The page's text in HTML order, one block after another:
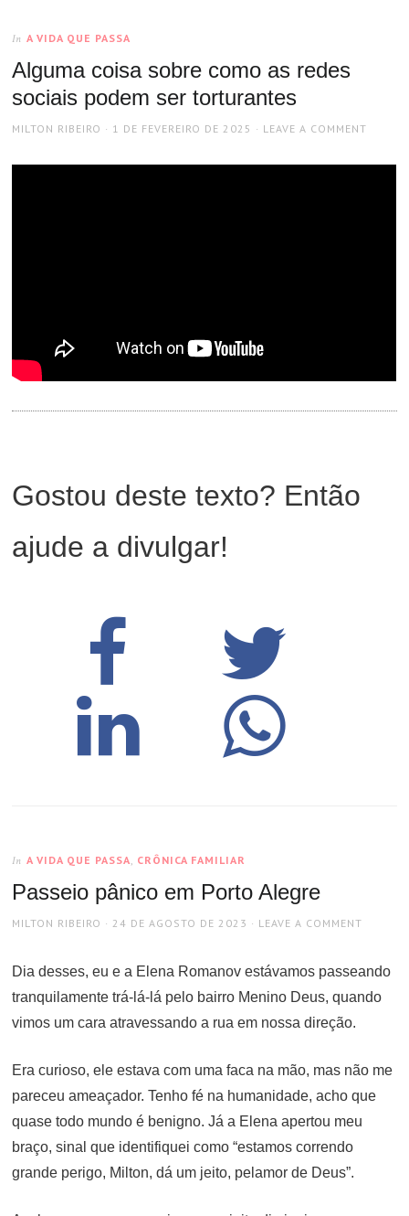
In A VIDA QUE PASSA
Alguma coisa sobre como as redes
sociais podem ser torturantes
AUTHOR
MILTON RIBEIRO
POSTED
1 DE FEVEREIRO DE 2025 LEAVE A COMMENT
Gostou deste texto? Então
ajude a divulgar!
In A VIDA QUE PASSA CRÔNICA FAMILIAR
Passeio pânico em Porto Alegre
AUTHOR
MILTON RIBEIRO
POSTED
24 DE AGOSTO DE 2023 LEAVE A COMMENT
Dia desses, eu e a Elena Romanov estávamos passeando
tranquilamente trá-lá-lá pelo bairro Menino Deus, quando
vimos um cara atravessando a rua em nossa direção.
Era curioso, ele estava com uma faca na mão, mas não me
pareceu ameaçador. Tenho fé na humanidade, acho que
quase todo mundo é benigno. Já a Elena apertou meu
braço, sinal que identifiquei como “estamos correndo
grande perigo, Milton, dá um jeito, pelamor de Deus”.